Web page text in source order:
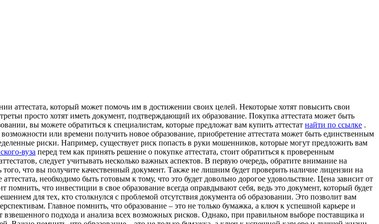
аттестата, который может помочь им в достижении своих целей. Некоторые хотят повысить свои
просто хотят иметь документ, подтверждающий их образование. Покупка аттестата может быть
вы можете обратиться к специалистам, которые предложат вам купить аттестат найти по ссылке .
или времени получить новое образование, приобретение аттестата может быть единственным
риски. Например, существует риск попасть в руки мошенников, которые могут предложить вам
вуза перед тем как принять решение о покупке аттестата, стоит обратиться к проверенным
следует учитывать несколько важных аспектов. В первую очередь, обратите внимание на
что вы получите качественный документ. Также не лишним будет проверить наличие лицензии на
необходимо быть готовым к тому, что это будет довольно дорогое удовольствие. Цена зависит от
что инвестиции в свое образование всегда оправдывают себя, ведь это документ, который будет
для тех, кто столкнулся с проблемой отсутствия документа об образовании. Это позволит вам
Главное помнить, что образование – это не только бумажка, а ключ к успешной карьере и
взвешенного подхода и анализа всех возможных рисков. Однако, при правильном выборе поставщика и